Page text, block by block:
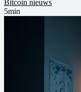
Bitcoin nieuws
5min